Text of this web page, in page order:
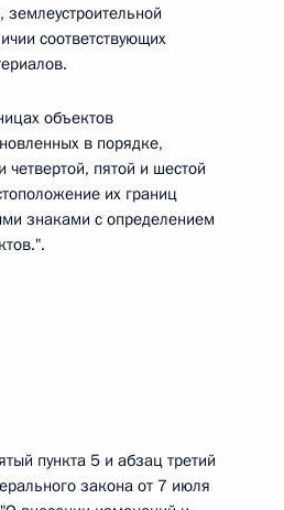
соответствующих
объектов
в порядке,
пятой и шестой
их границ
знаками с определением
пункта 5 и абзац третий
закона от 7 июля